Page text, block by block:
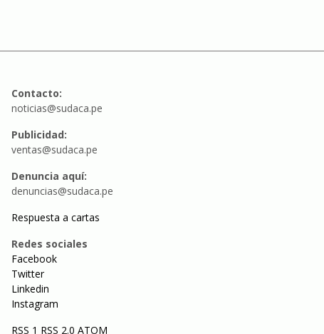
Contacto:
noticias@sudaca.pe
Publicidad:
ventas@sudaca.pe
Denuncia aquí:
denuncias@sudaca.pe
Respuesta a cartas
Redes sociales
Facebook
Twitter
Linkedin
Instagram
RSS 1 RSS 2.0 ATOM